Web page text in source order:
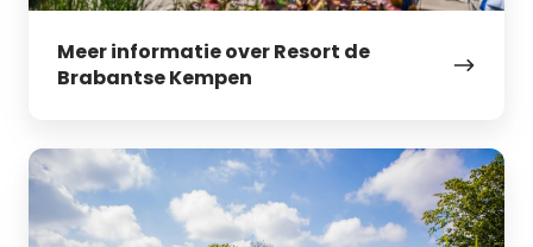
Meer informatie over Resort de
Brabantse Kempen
Meer
informatie
over